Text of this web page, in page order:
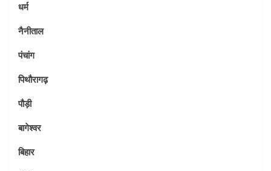
धर्म
नैनीताल
पंचांग
पिथौरागढ़
पौड़ी
बागेश्वर
बिहार